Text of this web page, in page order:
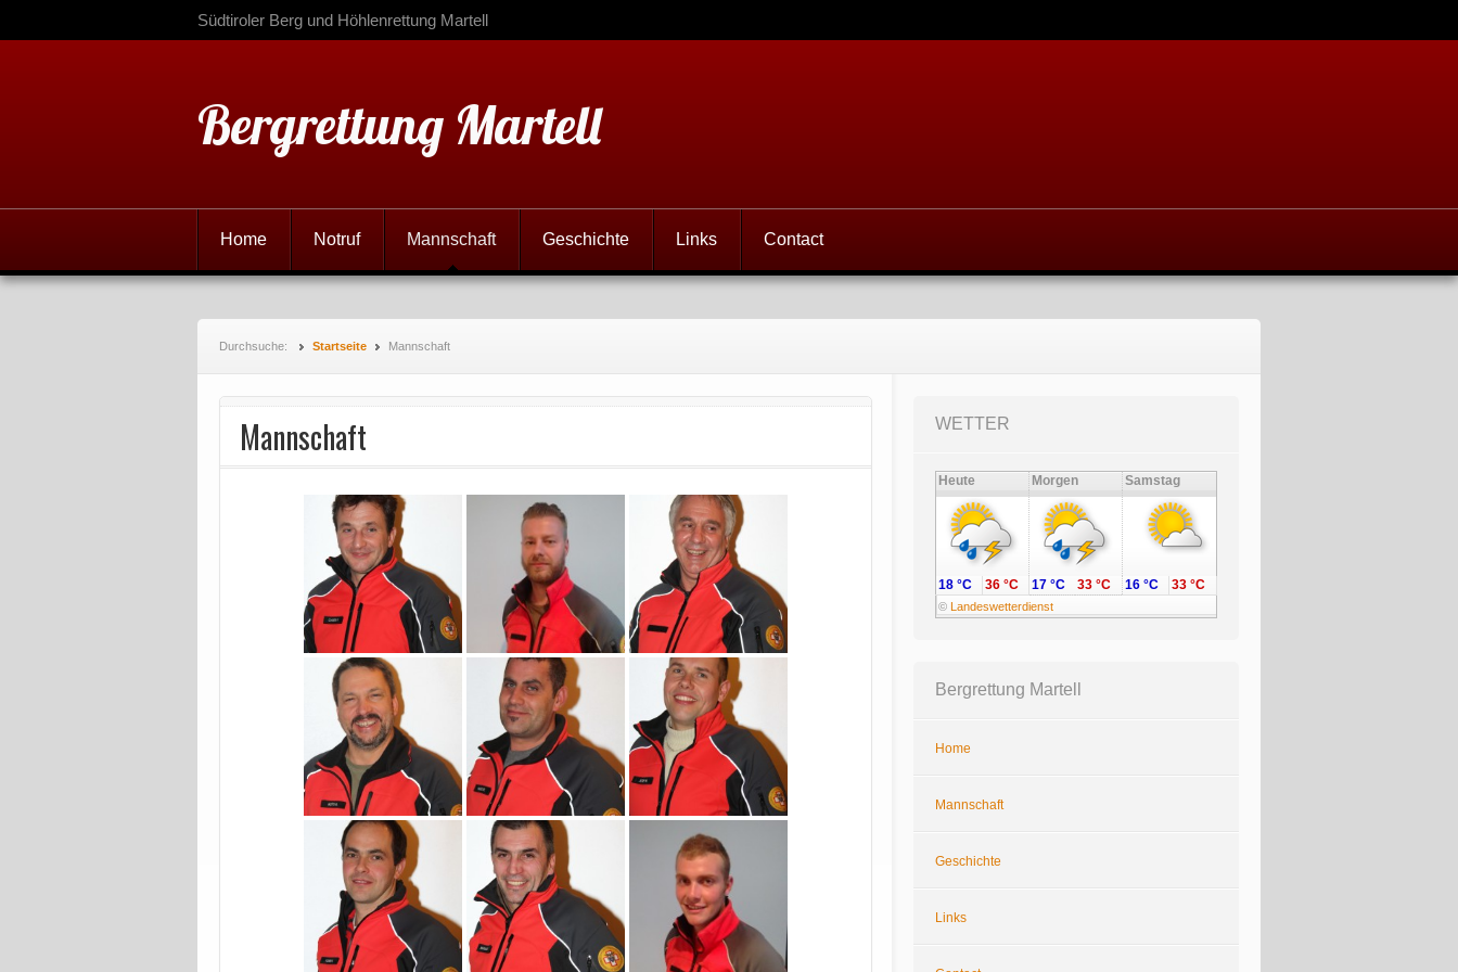
Südtiroler Berg und Höhlenrettung Martell
Bergrettung Martell
Home Notruf Mannschaft Geschichte Links Contact
Durchsuche: Startseite Mannschaft
Mannschaft WETTER
Heute Morgen Samstag
© Landeswetterdienst
18 °C 36 °C 17 °C 33 °C 16 °C 33 °C
Bergrettung Martell
Home
Mannschaft
Geschichte
Links